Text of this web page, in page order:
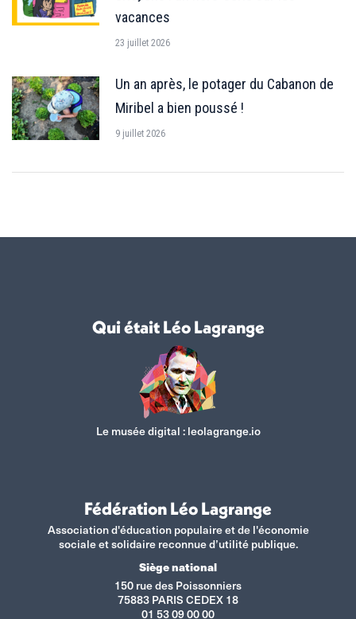
vacances
23 juillet 2026
Un an après, le potager du Cabanon de
Miribel a bien poussé !
9 juillet 2026
Qui était Léo Lagrange
Le musée digital : leolagrange.io
Fédération Léo Lagrange
Association d'éducation populaire et de l'économie
sociale et solidaire reconnue d’utilité publique.
Siège national
150 rue des Poissonniers
75883 PARIS CEDEX 18
01 53 09 00 00